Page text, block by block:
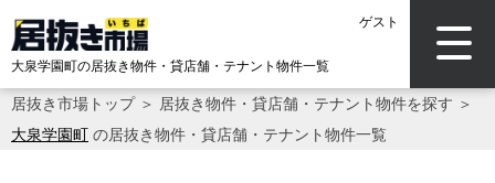
ゲスト
大泉学園町の居抜き物件・貸店舗・テナント物件一覧
居抜き市場トップ＞ 居抜き物件・貸店舗・テナント物件を探す ＞
大泉学園町 の居抜き物件・貸店舗・テナント物件一覧